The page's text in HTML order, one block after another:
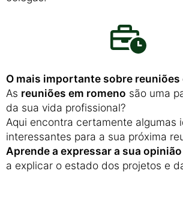
O mais importante sobre reuniões
As reuniões em romeno são uma
da sua vida profissional?
Aqui encontra certamente algumas
interessantes para a sua próxima
Aprende a expressar a sua
a explicar o estado dos projetos e